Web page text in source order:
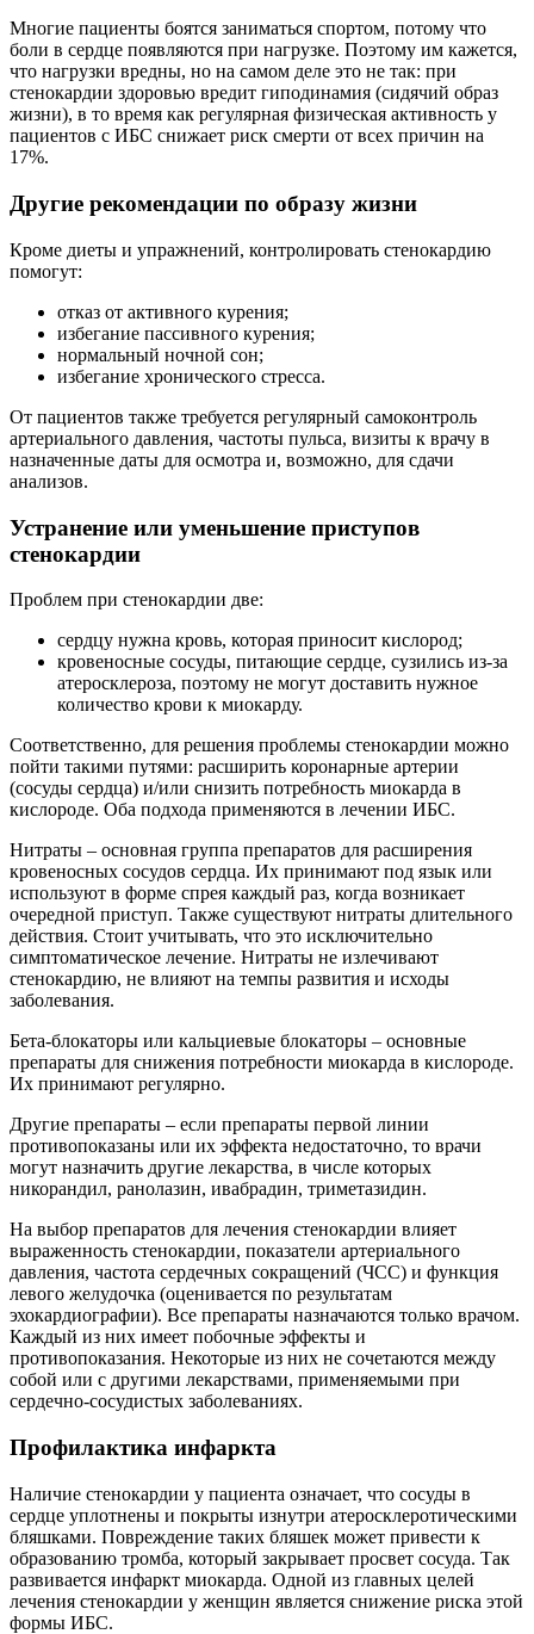
Многие пациенты боятся заниматься спортом, потому что
боли в сердце появляются при нагрузке. Поэтому им кажется,
что нагрузки вредны, но на самом деле это не так: при
стенокардии здоровью вредит гиподинамия (сидячий образ
жизни), в то время как регулярная физическая активность у
пациентов с ИБС снижает риск смерти от всех причин на
17%.
Другие рекомендации по образу жизни
Кроме диеты и упражнений, контролировать стенокардию
помогут:
отказ от активного курения;
избегание пассивного курения;
нормальный ночной сон;
избегание хронического стресса.
От пациентов также требуется регулярный самоконтроль
артериального давления, частоты пульса, визиты к врачу в
назначенные даты для осмотра и, возможно, для сдачи
анализов.
Устранение или уменьшение приступов
стенокардии
Проблем при стенокардии две:
сердцу нужна кровь, которая приносит кислород;
кровеносные сосуды, питающие сердце, сузились из-за
атеросклероза, поэтому не могут доставить нужное
количество крови к миокарду.
Соответственно, для решения проблемы стенокардии можно
пойти такими путями: расширить коронарные артерии
(сосуды сердца) и/или снизить потребность миокарда в
кислороде. Оба подхода применяются в лечении ИБС.
Нитраты – основная группа препаратов для расширения
кровеносных сосудов сердца. Их принимают под язык или
используют в форме спрея каждый раз, когда возникает
очередной приступ. Также существуют нитраты длительного
действия. Стоит учитывать, что это исключительно
симптоматическое лечение. Нитраты не излечивают
стенокардию, не влияют на темпы развития и исходы
заболевания.
Бета-блокаторы или кальциевые блокаторы – основные
препараты для снижения потребности миокарда в кислороде.
Их принимают регулярно.
Другие препараты – если препараты первой линии
противопоказаны или их эффекта недостаточно, то врачи
могут назначить другие лекарства, в числе которых
никорандил, ранолазин, ивабрадин, триметазидин.
На выбор препаратов для лечения стенокардии влияет
выраженность стенокардии, показатели артериального
давления, частота сердечных сокращений (ЧСС) и функция
левого желудочка (оценивается по результатам
эхокардиографии). Все препараты назначаются только врачом.
Каждый из них имеет побочные эффекты и
противопоказания. Некоторые из них не сочетаются между
собой или с другими лекарствами, применяемыми при
сердечно-сосудистых заболеваниях.
Профилактика инфаркта
Наличие стенокардии у пациента означает, что сосуды в
сердце уплотнены и покрыты изнутри атеросклеротическими
бляшками. Повреждение таких бляшек может привести к
образованию тромба, который закрывает просвет сосуда. Так
развивается инфаркт миокарда. Одной из главных целей
лечения стенокардии у женщин является снижение риска этой
формы ИБС.